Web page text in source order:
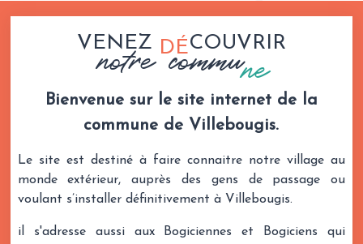
VENEZ DÉCOUVRIR
notre commune
Bienvenue sur le site internet de la
commune de Villebougis.
Le site est destiné à faire connaitre notre village au
monde extérieur, auprès des gens de passage ou
voulant s’installer définitivement à Villebougis.
il s'adresse aussi aux Bogiciennes et Bogiciens qui